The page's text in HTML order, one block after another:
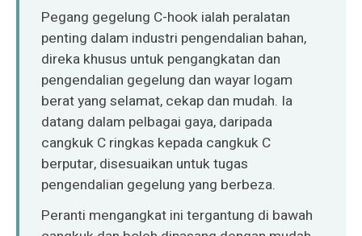
Pegang gegelung C-hook ialah peralatan
penting dalam industri pengendalian bahan,
direka khusus untuk pengangkatan dan
pengendalian gegelung dan wayar logam
berat yang selamat, cekap dan mudah. Ia
datang dalam pelbagai gaya, daripada
cangkuk C ringkas kepada cangkuk C
berputar, disesuaikan untuk tugas
pengendalian gegelung yang berbeza.
Peranti mengangkat ini tergantung di bawah
O‘zbekcha